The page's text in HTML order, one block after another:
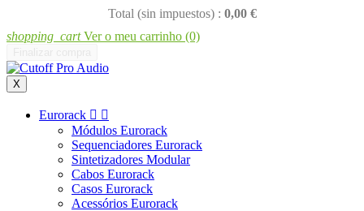
Total (sin impuestos) : 0,00 €
shopping_cart Ver o meu carrinho (0)
X
Eurorack  
Módulos Eurorack
Sequenciadores Eurorack
Sintetizadores Modular
Cabos Eurorack
Casos Eurorack
Acessórios Eurorack